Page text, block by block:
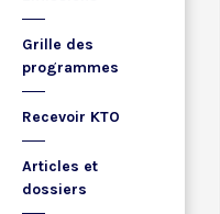
Grille des
programmes
Recevoir KTO
Articles et
dossiers